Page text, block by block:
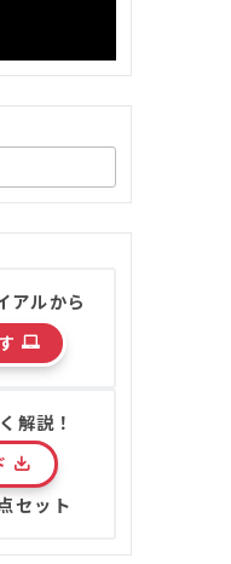
アルから
解説！
セット